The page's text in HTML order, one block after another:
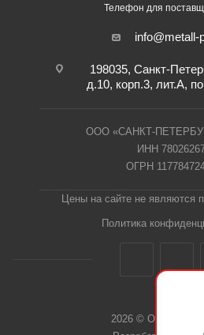
Телефон для
info@metall-
198035, Санкт-
д.10, корп.3, лит.А,
ООО «САНКТ-
ИНН
ОГРН
Цены на сайте не являются
Политика
2026 © ООО "СПб